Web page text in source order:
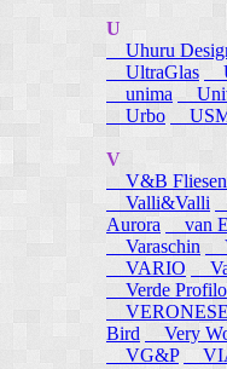
U
Uhuru
UltraGlas
unima
Urbo
V
V&B
Valli&Valli
Aurora
van
Varaschin
VARIO
Verde Profilo
VERONESE
Bird
Very
VG&P